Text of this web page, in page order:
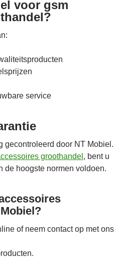
voor gsm
service
gecontroleerd door NT Mobiel.
groothandel , bent u
de hoogste normen voldoen.
of neem contact op met ons